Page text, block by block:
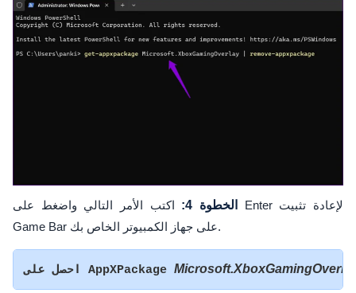
الخطوة 4:
اكتب الأمر التالي واضغط على Enter لإعادة تثبيت
Game Bar على جهاز الكمبيوتر الخاص بك.
احصل على AppXPackage